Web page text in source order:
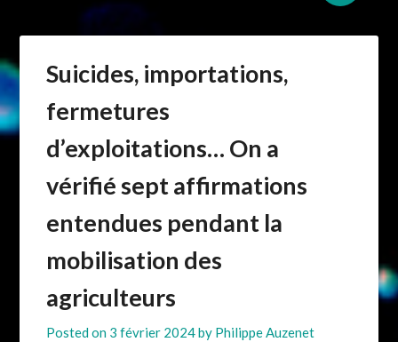
Suicides, importations,
fermetures
d’exploitations… On a
vérifié sept affirmations
entendues pendant la
mobilisation des
agriculteurs
Posted on 3 février 2024by Philippe Auzenet